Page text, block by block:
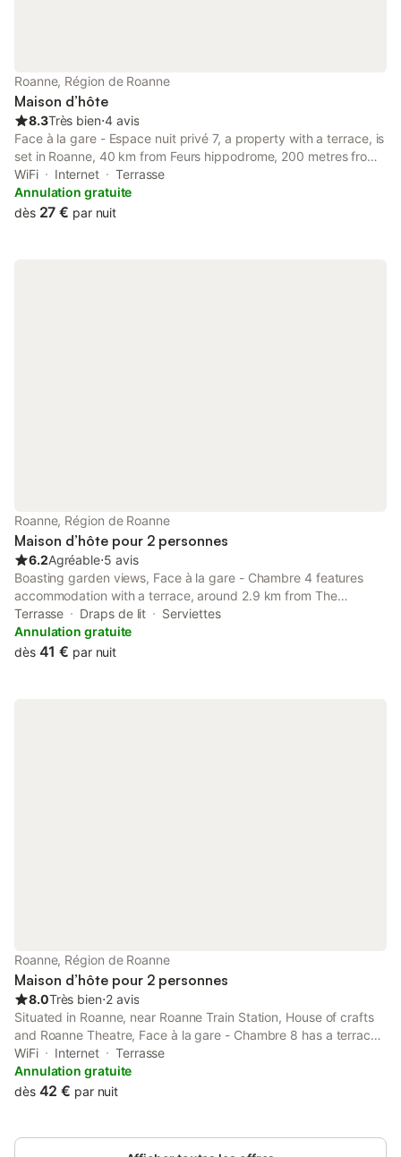
Roanne, Région de Roanne
Maison d’hôte
8.3Très bien⋅4 avis
Face à la gare - Espace nuit privé 7, a property with a terrace, is
set in Roanne, 40 km from Feurs hippodrome, 200 metres from
Roanne Train Station, as well as 700 metres from House of
crafts. The property is around 1 km from Roanne Theatre, 1.
WiFi Internet
Terrasse
Annulation gratuite
dès 27 € par nuit
Roanne, Région de Roanne
Maison d’hôte pour 2 personnes
6.2Agréable⋅5 avis
Boasting garden views, Face à la gare - Chambre 4 features
accommodation with a terrace, around 2.9 km from The
Scarabée. Guests staying at this guest house have access to a
balcony.
Terrasse Draps de lit
Serviettes
Annulation gratuite
dès 41 € par nuit
Roanne, Région de Roanne
Maison d’hôte pour 2 personnes
8.0Très bien⋅2 avis
Situated in Roanne, near Roanne Train Station, House of crafts
and Roanne Theatre, Face à la gare - Chambre 8 has a terrace.
The property is set 40 km from Feurs hippodrome, 1.9 km from
André Vacheresse Area and 2.6 km from Roanne Port.
WiFi Internet
Terrasse
Annulation gratuite
dès 42 € par nuit